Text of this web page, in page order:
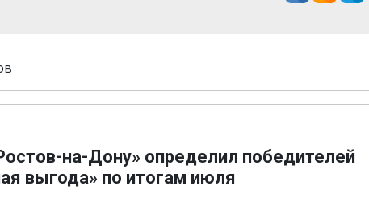
на-Дону» определил победителей
выгода» по итогам июля